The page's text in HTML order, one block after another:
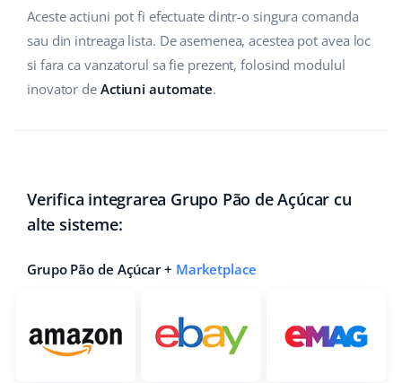
Aceste actiuni pot fi efectuate dintr-o singura comanda
sau din intreaga lista. De asemenea, acestea pot avea loc
si fara ca vanzatorul sa fie prezent, folosind modulul
inovator de Actiuni automate.
Verifica integrarea Grupo Pão de Açúcar cu
alte sisteme:
Grupo Pão de Açúcar + Marketplace